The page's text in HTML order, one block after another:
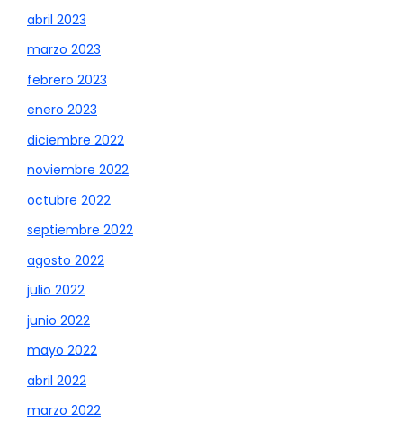
abril 2023
marzo 2023
febrero 2023
enero 2023
diciembre 2022
noviembre 2022
octubre 2022
septiembre 2022
agosto 2022
julio 2022
junio 2022
mayo 2022
abril 2022
marzo 2022